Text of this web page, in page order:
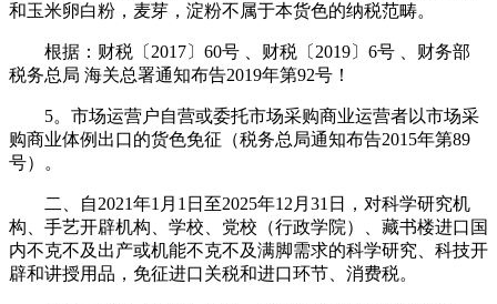
和玉米卵白粉，麦芽，淀粉不属于本货色的纳税范畴。
根据：财税〔2017〕60号 、财税〔2019〕6号 、财务部
税务总局 海关总署通知布告2019年第92号！
5。市场运营户自营或委托市场采购商业运营者以市场采
购商业体例出口的货色免征（税务总局通知布告2015年第89
号）。
二、自2021年1月1日至2025年12月31日，对科学研究机
构、手艺开辟机构、学校、党校（行政学院）、藏书楼进口国
内不克不及出产或机能不克不及满脚需求的科学研究、科技开
辟和讲授用品，免征进口关税和进口环节、消费税。